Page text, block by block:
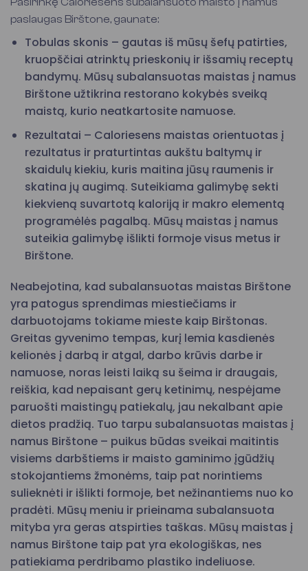
paslaugas Birštone, gaunate:
Tobulas skonis – gautas iš mūsų šefų patirties,
kruopščiai atrinktų prieskonių ir išsamių receptų
bandymų. Mūsų subalansuotas maistas į namus
Birštone užtikrina restorano kokybės sveiką
maistą, kurio neatkartosite namuose.
Rezultatai – Caloriesens maistas orientuotas į
rezultatus ir praturtintas aukštu baltymų ir
skaidulų kiekiu, kuris maitina jūsų raumenis ir
skatina jų augimą. Suteikiama galimybę sekti
kiekvieną suvartotą kaloriją ir makro elementą
programėlės pagalbą. Mūsų maistas į namus
suteikia galimybę išlikti formoje visus metus ir
Birštone.
Neabejotina, kad subalansuotas maistas Birštone
yra patogus sprendimas miestiečiams ir
darbuotojams tokiame mieste kaip Birštonas.
Greitas gyvenimo tempas, kurį lemia kasdienės
kelionės į darbą ir atgal, darbo krūvis darbe ir
namuose, noras leisti laiką su šeima ir draugais,
reiškia, kad nepaisant gerų ketinimų, nespėjame
paruošti maistingų patiekalų, jau nekalbant apie
dietos pradžią. Tuo tarpu subalansuotas maistas į
namus Birštone – puikus būdas sveikai maitintis
visiems darbštiems ir maisto gaminimo įgūdžių
stokojantiems žmonėms, taip pat norintiems
sulieknėti ir išlikti formoje, bet nežinantiems nuo ko
pradėti. Mūsų meniu ir prieinama subalansuota
mityba yra geras atspirties taškas. Mūsų maistas į
namus Birštone taip pat yra ekologiškas, nes
patiekiama perdribamo plastiko indeliuose.